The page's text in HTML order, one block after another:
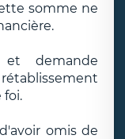
somme ne
demande
foi.
omis de